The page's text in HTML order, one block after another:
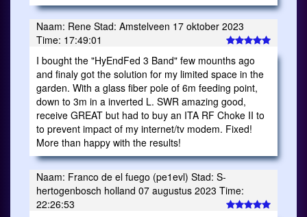
Naam: Rene Stad: Amstelveen 17 oktober 2023
Time: 17:49:01
I bought the "HyEndFed 3 Band" few mounths ago
and finaly got the solution for my limited space in the
garden. With a glass fiber pole of 6m feeding point,
down to 3m in a inverted L. SWR amazing good,
receive GREAT but had to buy an ITA RF Choke II to
to prevent impact of my internet/tv modem. Fixed!
More than happy with the results!
Naam: Franco de el fuego (pe1evl) Stad: S-
hertogenbosch holland 07 augustus 2023 Time:
22:26:53